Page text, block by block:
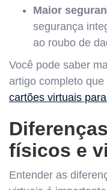
Maior
segurança
ao roubo de
Você pode saber
artigo completo que
cartões virtuais
físicos e
Entender as